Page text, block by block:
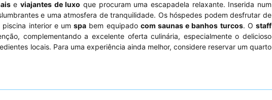
eviajantes de luxo que procuram uma escapadela relaxante. Inserida num
e uma atmosfera de tranquilidade. Os hóspedes podem desfrutar de
piscina interior e umspa bem equipado com saunas e banhos turcos. Ostaff
complementando a excelente oferta culinária, especialmente o delicioso
locais. Para uma experiência ainda melhor, considere reservar um quarto